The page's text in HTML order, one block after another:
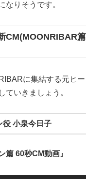
なりそうです。
CM(MOONRIBAR
に集結する元ヒ
ていきましょう。
役 小泉今日子
篇 60秒CM動画』